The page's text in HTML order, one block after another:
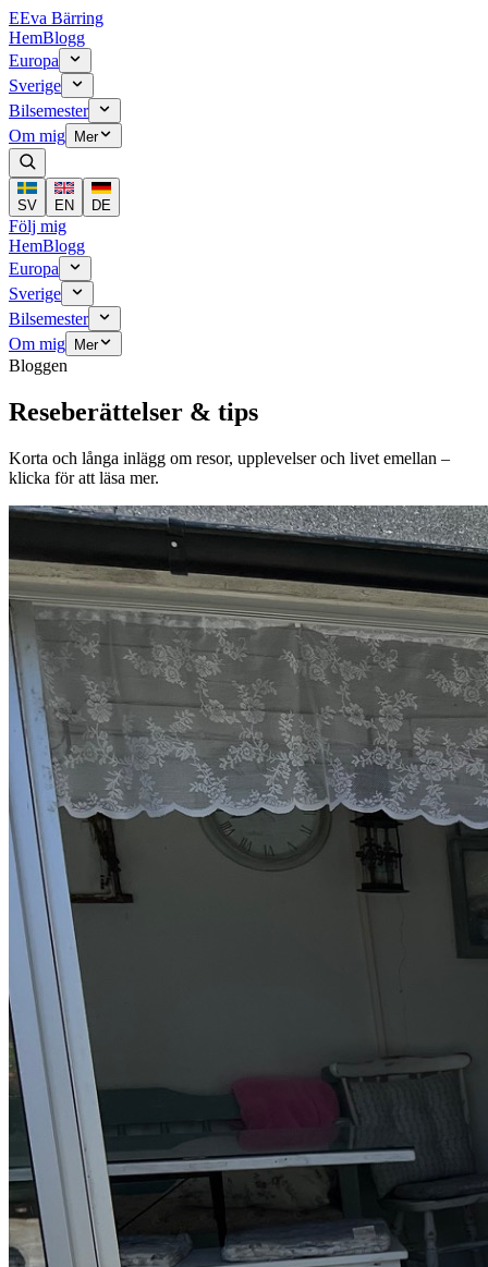
EEva Bärring
HemBlogg
Europa
Sverige
Bilsemester
Om mig
Mer
SV EN DE
Följ mig
HemBlogg
Europa
Sverige
Bilsemester
Om mig
Mer
Bloggen
Reseberättelser & tips
Korta och långa inlägg om resor, upplevelser och livet emellan –
klicka för att läsa mer.